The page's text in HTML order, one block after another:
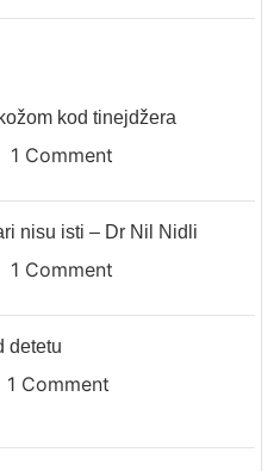
kod tinejdžera
1 Comment
nisu isti – Dr Nil Nidli
1 Comment
detetu
1 Comment